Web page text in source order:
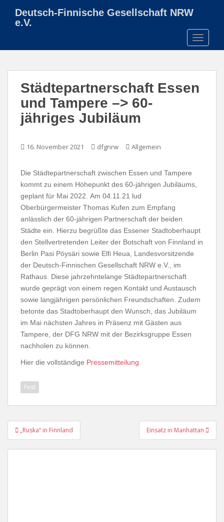
t
Deutsch-Finnische Gesellschaft NRW
e.V.
Städtepartnerschaft Essen
und Tampere –> 60-
jähriges Jubiläum
16. November 2021 dfgnrw Allgemein
Die Städtepartnerschaft zwischen Essen und Tampere
kommt zu einem Höhepunkt des 60-jährigen Jubiläums,
geplant für Mai 2022. Am 04.11.21 lud
Oberbürgermeister Thomas Kufen zum Empfang
anlässlich der 60-jährigen Partnerschaft der beiden
Städte ein. Hierzu begrüßte das Essener Stadtoberhaupt
den Stellvertretenden Leiter der Botschaft von Finnland in
Berlin Pasi Pöysäri sowie Elfi Heua, Landesvorsitzende
der Deutsch-Finnischen Gesellschaft NRW e.V., im
Rathaus. Diese jahrzehntelange Städtepartnerschaft
wurde geprägt von einem regen Kontakt und Austausch
sowie langjährigen persönlichen Freundschaften. Zudem
betonte das Stadtoberhaupt den Wunsch, das Jubiläum
im Mai nächsten Jahres in Präsenz mit Gästen aus
Tampere, der DFG NRW mit der Bezirksgruppe Essen
nachholen zu können.
Hier die vollständige Pressemitteilung
Fest
Beitragsnavigation
„Ruska“ in Finnland Einsatz in Manhattan